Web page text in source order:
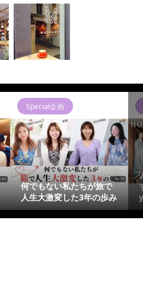
Special企画
何でもない私たちが旅で
人生大激変した3年の歩み